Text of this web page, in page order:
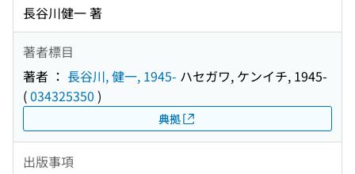
長谷川健一 著
著者標目
著者 ： 長谷川, 健一, 1945- ハセガワ, ケンイチ, 1945-
(034325350 )
典拠
出版事項